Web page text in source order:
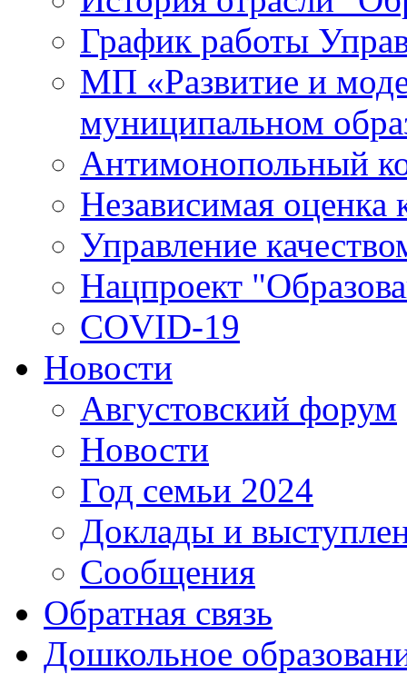
График работы
МП «Развитие и
муниципальном
Антимонопольный
Независимая оценка
Управление
Нацпроект
COVID-19
Новости
Августовский форум
Новости
Год семьи 2024
Доклады и
Сообщения
Обратная связь
Дошкольное